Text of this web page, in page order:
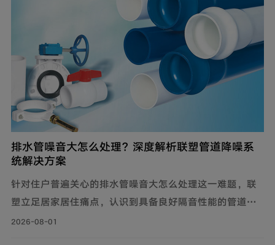
排水管噪音大怎么处理？深度解析联塑管道降噪系
统解决方案
针对住户普遍关心的排水管噪音大怎么处理这一难题，联
塑立足居家居住痛点，认识到具备良好隔音性能的管道系
统，能有效降低水流传递的给周围环境带来的影响，付诸
2026-08-01